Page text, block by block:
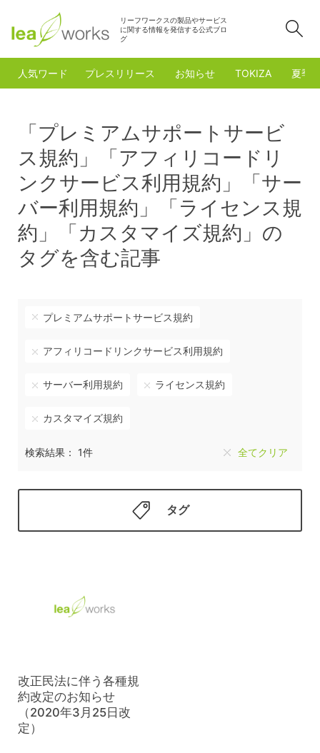
リーフワークスの製品やサービス
に関する情報を発信する公式ブロ
グ
人気ワード プレスリリース お知らせ TOKIZA 夏季
「プレミアムサポートサービ
ス規約」「アフィリコードリ
ンクサービス利用規約」「サー
バー利用規約」「ライセンス規
約」「カスタマイズ規約」の
タグを含む記事
プレミアムサポートサービス規約
アフィリコードリンクサービス利用規約
サーバー利用規約 ライセンス規約
カスタマイズ規約
検索結果： 1件 全てクリア
タグ
改正民法に伴う各種規
約改定のお知らせ
（2020年3月25日改
定）